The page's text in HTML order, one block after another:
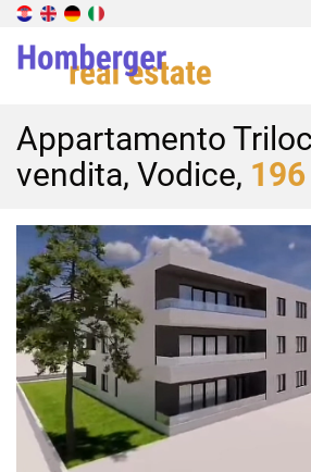
Appartamento
vendita, Vodice,